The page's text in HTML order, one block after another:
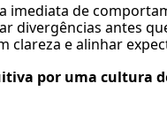
imediata de
divergências antes
clareza e alinhar
por uma cultura